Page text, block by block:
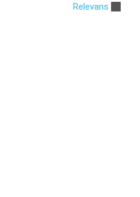
Relevans